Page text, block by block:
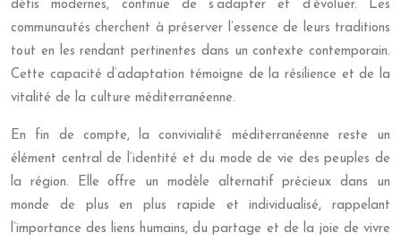
défis modernes, continue de s’adapter et d’évoluer. Les
communautés cherchent à préserver l’essence de leurs traditions
tout en les rendant pertinentes dans un contexte contemporain.
Cette capacité d’adaptation témoigne de la résilience et de la
vitalité de la culture méditerranéenne.
En fin de compte, la convivialité méditerranéenne reste un
élément central de l’identité et du mode de vie des peuples de
la région. Elle offre un modèle alternatif précieux dans un
monde de plus en plus rapide et individualisé, rappelant
l’importance des liens humains, du partage et de la joie de vivre